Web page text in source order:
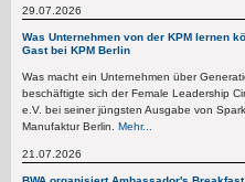
29.07.2026
Was Unternehmen von der KPM lernen
Gast bei KPM Berlin
Was macht ein Unternehmen über
beschäftigte sich der Female Leadership
e.V. bei seiner jüngsten Ausgabe von
Manufaktur Berlin. Mehr...
21.07.2026